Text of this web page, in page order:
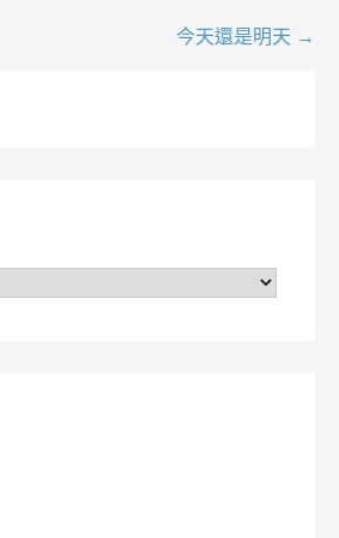
今天還是明天 →